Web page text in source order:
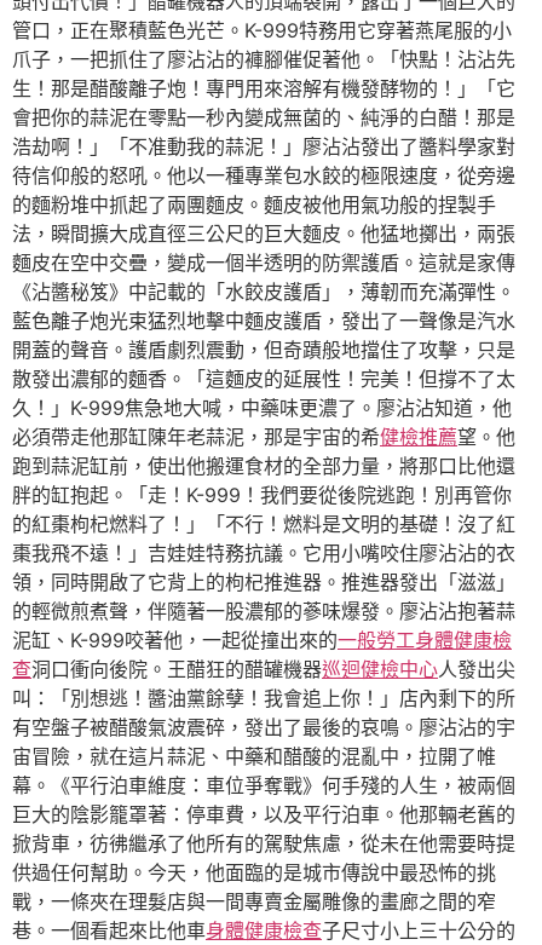
管口，正在聚積藍色光芒。K-999特務用它穿著燕尾服的小
爪子，一把抓住了廖沾沾的褲腳催促著他。「快點！沾沾先
生！那是醋酸離子炮！專門用來溶解有機發酵物的！」「它
會把你的蒜泥在零點一秒內變成無菌的、純淨的白醋！那是
浩劫啊！」「不准動我的蒜泥！」廖沾沾發出了醬料學家對
待信仰般的怒吼。他以一種專業包水餃的極限速度，從旁邊
的麵粉堆中抓起了兩團麵皮。麵皮被他用氣功般的捏製手
法，瞬間擴大成直徑三公尺的巨大麵皮。他猛地擲出，兩張
麵皮在空中交疊，變成一個半透明的防禦護盾。這就是家傳
《沾醬秘笈》中記載的「水餃皮護盾」，薄韌而充滿彈性。
藍色離子炮光束猛烈地擊中麵皮護盾，發出了一聲像是汽水
開蓋的聲音。護盾劇烈震動，但奇蹟般地擋住了攻擊，只是
散發出濃郁的麵香。「這麵皮的延展性！完美！但撐不了太
久！」K-999焦急地大喊，中藥味更濃了。廖沾沾知道，他
必須帶走他那缸陳年老蒜泥，那是宇宙的希健檢推薦望。他
跑到蒜泥缸前，使出他搬運食材的全部力量，將那口比他還
胖的缸抱起。「走！K-999！我們要從後院逃跑！別再管你
的紅棗枸杞燃料了！」「不行！燃料是文明的基礎！沒了紅
棗我飛不遠！」吉娃娃特務抗議。它用小嘴咬住廖沾沾的衣
領，同時開啟了它背上的枸杞推進器。推進器發出「滋滋」
的輕微煎煮聲，伴隨著一股濃郁的蔘味爆發。廖沾沾抱著蒜
泥缸、K-999咬著他，一起從撞出來的一般勞工身體健康檢
查洞口衝向後院。王醋狂的醋罐機器巡迴健檢中心人發出尖
叫：「別想逃！醬油黨餘孽！我會追上你！」店內剩下的所
有空盤子被醋酸氣波震碎，發出了最後的哀鳴。廖沾沾的宇
宙冒險，就在這片蒜泥、中藥和醋酸的混亂中，拉開了帷
幕。《平行泊車維度：車位爭奪戰》何手殘的人生，被兩個
巨大的陰影籠罩著：停車費，以及平行泊車。他那輛老舊的
掀背車，彷彿繼承了他所有的駕駛焦慮，從未在他需要時提
供過任何幫助。今天，他面臨的是城市傳說中最恐怖的挑
戰，一條夾在理髮店與一間專賣金屬雕像的畫廊之間的窄
巷。一個看起來比他車身體健康檢查子尺寸小上三十公分的